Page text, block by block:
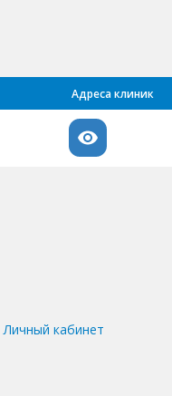
Адреса клиник
Личный кабинет